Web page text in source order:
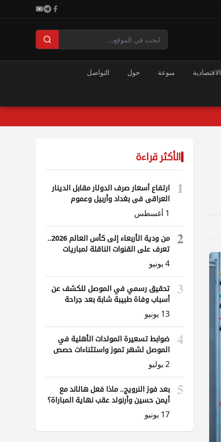
منوعة حول التواصل
الأكثر قراءة
1
ارتفاع أسعار صرف الدولار مقابل الدينار
العراقي في بغداد وأربيل وعموم
المحافظات
1 أغسطس
2
من ودية الأربعاء إلى كأس العالم 2026..
تعرف على القنوات الناقلة لمباريات
العراق
4 يونيو
3
تحقيق رسمي في الموصل للكشف عن
أسباب وفاة طبيبة شابة بعد جراحة
ناظورية
13 يونيو
4
ضوابط تسعيرة المولدات الأهلية في
الموصل لشهر تموز واستثناءات حصص
الوقود
2 يوليو
5
بعد فوز النرويج.. ماذا فعل هالاند مع
أيمن حسين وأرنولد عقب نهاية المباراة؟
17 يونيو